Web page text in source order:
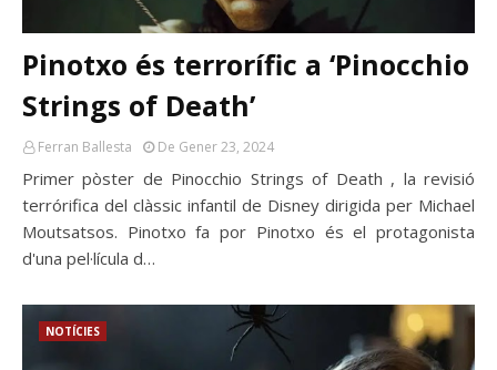
Pinotxo és terrorífic a ‘Pinocchio
Strings of Death’
Ferran Ballesta De Gener 23, 2024
Primer pòster de Pinocchio Strings of Death , la revisió
terrórifica del clàssic infantil de Disney dirigida per Michael
Moutsatsos. Pinotxo fa por Pinotxo és el protagonista
d'una pel·lícula d…
NOTÍCIES